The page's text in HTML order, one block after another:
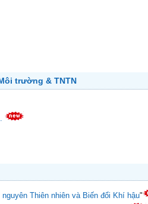
trường & TNTN
Thiên nhiên và Biến đổi Khí hậu"